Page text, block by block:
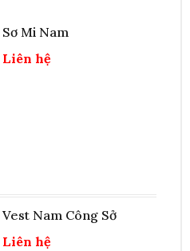
Sơ Mi Nam
Liên hệ
Vest Nam Công Sở
Liên hệ